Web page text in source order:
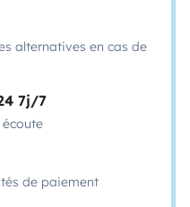
alternatives en cas de
7j/7
de paiement